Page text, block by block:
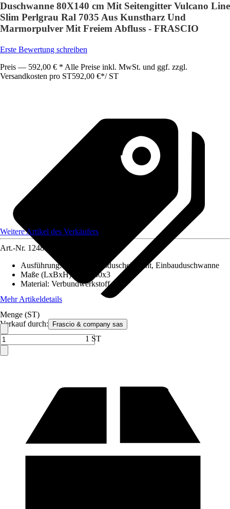
Duschwanne 80X140 cm Mit Seitengitter Vulcano Line
Slim Perlgrau Ral 7035 Aus Kunstharz Und
Marmorpulver Mit Freiem Abfluss - FRASCIO
Erste Bewertung schreiben
Preis — 592,00 € * Alle Preise inkl. MwSt. und ggf. zzgl.
Versandkosten pro ST592,00 €*/ ST
Verkauf durch: Frascio & company sas
Weitere Artikel des Verkäufers
Art.-Nr. 12489689
Ausführung:
Bodenebenesduschelement, Einbauduschwanne
Maße (LxBxH)
80X140x3
Material: Verbundwerkstoff
Mehr Artikeldetails
Menge (ST)
1 ST